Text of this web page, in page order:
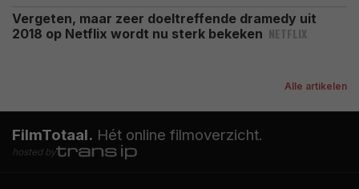
Vergeten, maar zeer doeltreffende dramedy uit
2018 op Netflix wordt nu sterk bekeken NETFLIX
Alle artikelen
FilmTotaal. Hét online filmoverzicht.
hosted by